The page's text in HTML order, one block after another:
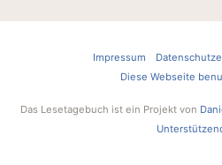
Impressum
Diese Webseite
Das Lesetagebuch ist ein Projekt von